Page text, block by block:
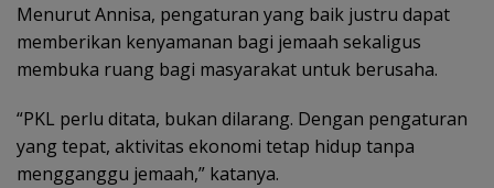
Menurut Annisa, pengaturan yang baik justru dapat
memberikan kenyamanan bagi jemaah sekaligus
membuka ruang bagi masyarakat untuk berusaha.
“PKL perlu ditata, bukan dilarang. Dengan pengaturan
yang tepat, aktivitas ekonomi tetap hidup tanpa
mengganggu jemaah,” katanya.